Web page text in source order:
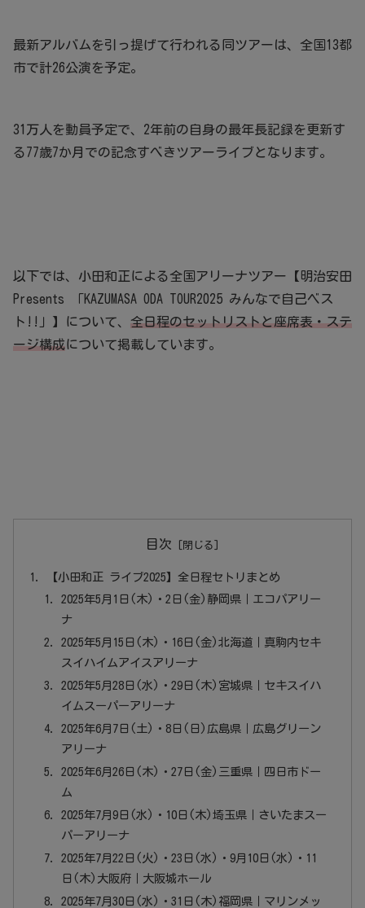
最新アルバムを引っ提げて行われる同ツアーは、全国13都
市で計26公演を予定。
31万人を動員予定で、2年前の自身の最年長記録を更新す
る77歳7か月での記念すべきツアーライブとなります。
以下では、小田和正による全国アリーナツアー【明治安田
Presents 「KAZUMASA ODA TOUR2025 みんなで自己ベス
ト!!」】について、 全日程のセットリストと座席表・ステ
ージ構成について掲載しています。
目次
【小田和正 ライブ2025】全日程セトリまとめ
2025年5月1日(木)・2日(金)静岡県｜エコパアリー
ナ
2025年5月15日(木)・16日(金)北海道｜真駒内セキ
スイハイムアイスアリーナ
2025年5月28日(水)・29日(木)宮城県｜セキスイハ
イムスーパーアリーナ
2025年6月7日(土)・8日(日)広島県｜広島グリーン
アリーナ
2025年6月26日(木)・27日(金)三重県｜四日市ドー
ム
2025年7月9日(水)・10日(木)埼玉県｜さいたまスー
パーアリーナ
2025年7月22日(火)・23日(水)・9月10日(水)・11
日(木)大阪府｜大阪城ホール
2025年7月30日(水)・31日(木)福岡県｜マリンメッ